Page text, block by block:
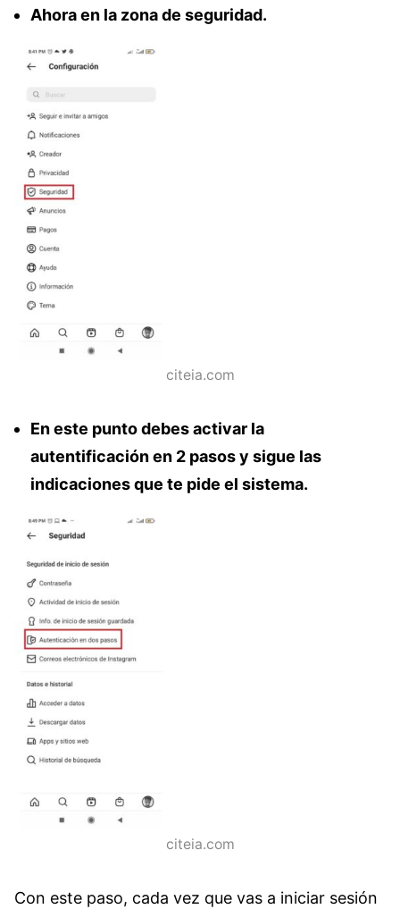
Ahora en la zona de seguridad.
citeia.com
En este punto debes activar la
autentificación en 2 pasos y sigue las
indicaciones que te pide el sistema.
citeia.com
Con este paso, cada vez que vas a iniciar sesión